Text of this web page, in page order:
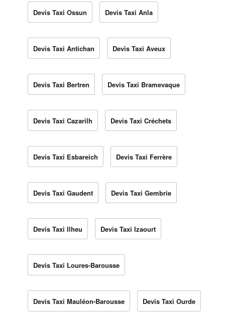
Devis Taxi Ossun Devis Taxi Anla
Devis Taxi Antichan Devis Taxi Aveux
Devis Taxi Bertren Devis Taxi Bramevaque
Devis Taxi Cazarilh Devis Taxi Créchets
Devis Taxi Esbareich Devis Taxi Ferrère
Devis Taxi Gaudent Devis Taxi Gembrie
Devis Taxi Ilheu Devis Taxi Izaourt
Devis Taxi Loures-Barousse
Devis Taxi Mauléon-Barousse Devis Taxi Ourde